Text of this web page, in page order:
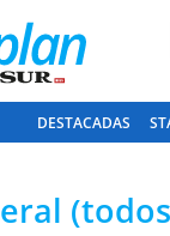
DESTACADAS